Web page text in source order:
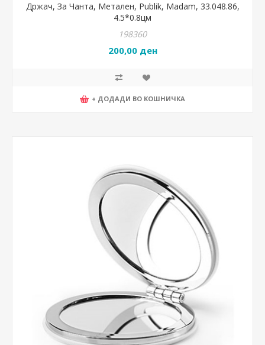
Држач, За Чанта, Метален, Publik, Madam, 33.048.86,
4.5*0.8цм
198360
200,00 ден
+ ДОДАДИ ВО КОШНИЧКА